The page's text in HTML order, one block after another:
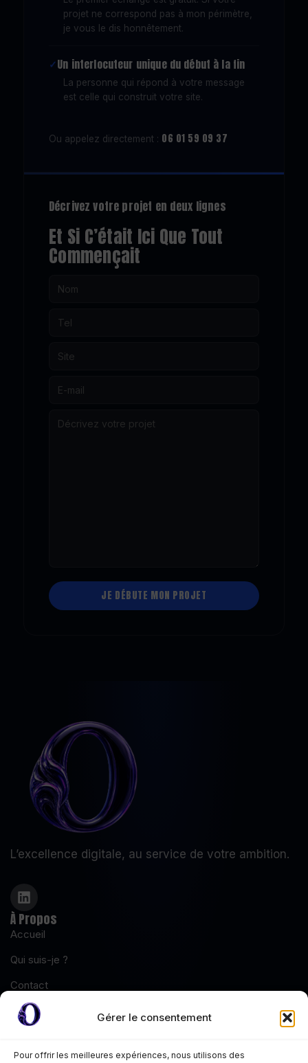
Gérer le consentement
Pour offrir les meilleures expériences, nous utilisons des
projet ne correspond pas à mon périmètre,
je vous le dis honnêtement.
Un interlocuteur unique du début à la fin
La personne qui répond à votre message
est celle qui construit votre site.
Ou appelez directement : 06 01 59 09 37
Décrivez votre projet en deux lignes
Et Si C’était Ici Que Tout
Commençait
L’excellence digitale, au service de votre ambition.
À Propos
Accueil
Qui suis-je ?
Contact
Tarifs